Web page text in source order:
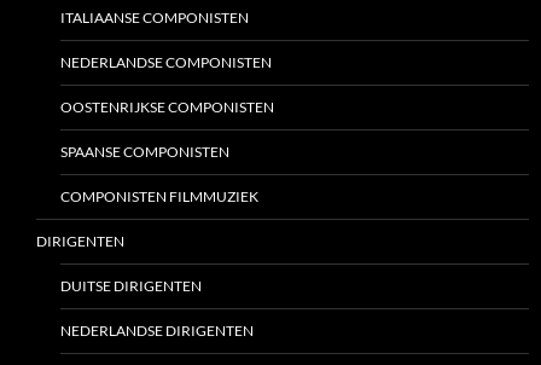
ITALIAANSE COMPONISTEN
NEDERLANDSE COMPONISTEN
OOSTENRIJKSE COMPONISTEN
SPAANSE COMPONISTEN
COMPONISTEN FILMMUZIEK
DIRIGENTEN
DUITSE DIRIGENTEN
NEDERLANDSE DIRIGENTEN